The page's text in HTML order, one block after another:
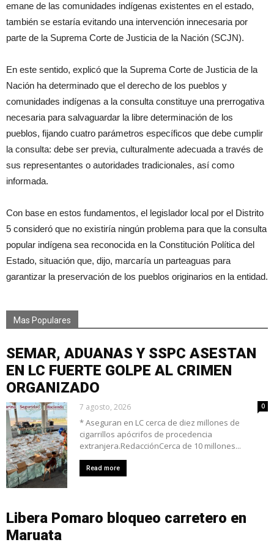
emane de las comunidades indígenas existentes en el estado,
también se estaría evitando una intervención innecesaria por
parte de la Suprema Corte de Justicia de la Nación (SCJN).
En este sentido, explicó que la Suprema Corte de Justicia de la
Nación ha determinado que el derecho de los pueblos y
comunidades indígenas a la consulta constituye una prerrogativa
necesaria para salvaguardar la libre determinación de los
pueblos, fijando cuatro parámetros específicos que debe cumplir
la consulta: debe ser previa, culturalmente adecuada a través de
sus representantes o autoridades tradicionales, así como
informada.
Con base en estos fundamentos, el legislador local por el Distrito
5 consideró que no existiría ningún problema para que la consulta
popular indígena sea reconocida en la Constitución Política del
Estado, situación que, dijo, marcaría un parteaguas para
garantizar la preservación de los pueblos originarios en la entidad.
Mas Populares
SEMAR, ADUANAS Y SSPC ASESTAN
EN LC FUERTE GOLPE AL CRIMEN
ORGANIZADO
7 agosto, 2026 0
* Aseguran en LC cerca de diez millones de
cigarrillos apócrifos de procedencia
extranjera.RedacciónCerca de 10 millones...
Read more
Libera Pomaro bloqueo carretero en
Maruata